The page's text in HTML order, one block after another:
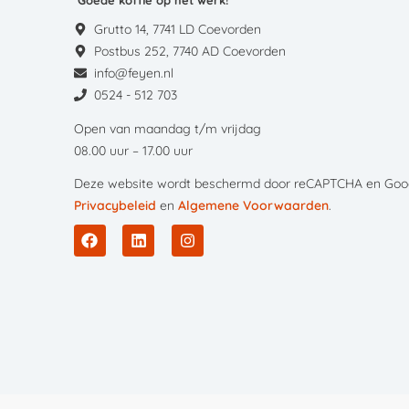
Grutto 14, 7741 LD Coevorden
Postbus 252, 7740 AD Coevorden
info@feyen.nl
0524 - 512 703
Open van maandag t/m vrijdag
08.00 uur – 17.00 uur
Deze website wordt beschermd door reCAPTCHA en
Privacybeleid en Algemene Voorwaarden.